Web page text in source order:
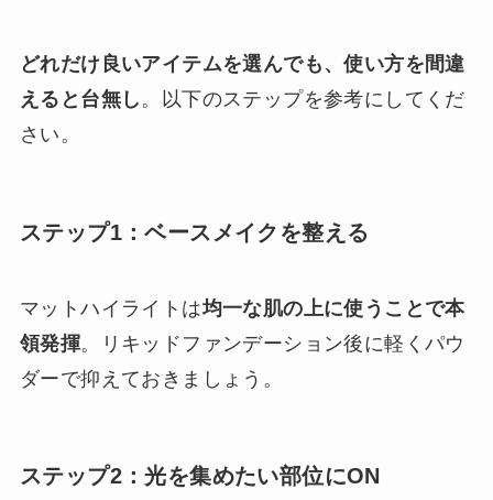
どれだけ良いアイテムを選んでも、使い方を間違
えると台無し。以下のステップを参考にしてくだ
さい。
ステップ1：ベースメイクを整える
マットハイライトは均一な肌の上に使うことで本
領発揮。リキッドファンデーション後に軽くパウ
ダーで抑えておきましょう。
ステップ2：光を集めたい部位にON